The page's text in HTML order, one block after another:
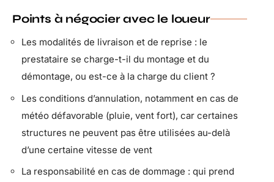
Points à négocier avec le loueur
Les modalités de livraison et de reprise : le
prestataire se charge-t-il du montage et du
démontage, ou est-ce à la charge du client ?
Les conditions d’annulation, notamment en cas de
météo défavorable (pluie, vent fort), car certaines
structures ne peuvent pas être utilisées au-delà
d’une certaine vitesse de vent
La responsabilité en cas de dommage : qui prend